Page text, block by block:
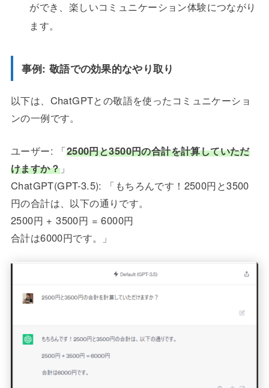
ができ、楽しいコミュニケーション体験につながり
ます。
事例: 敬語での効果的なやり取り
以下は、ChatGPTとの敬語を使ったコミュニケーショ
ンの一例です。
ユーザー: 「2500円と3500円の合計を計算していただ
けますか？」
ChatGPT(GPT-3.5): 「もちろんです！2500円と3500
円の合計は、以下の通りです。
2500円 + 3500円 = 6000円
合計は6000円です。」